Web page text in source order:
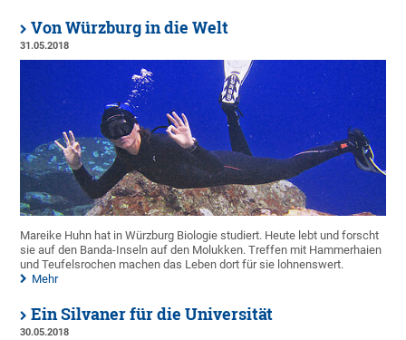
Von Würzburg in die Welt
31.05.2018
Mareike Huhn hat in Würzburg Biologie studiert. Heute lebt und forscht
sie auf den Banda-Inseln auf den Molukken. Treffen mit Hammerhaien
und Teufelsrochen machen das Leben dort für sie lohnenswert.
Mehr
Ein Silvaner für die Universität
30.05.2018